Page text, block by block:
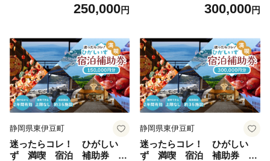
250,000円 300,000円
静岡県東伊豆町
迷ったらコレ！ ひがしい
ず 満喫 宿泊 補助券
静岡県東伊豆町
迷ったらコレ！ ひがしい
ず 満喫 宿泊 補助券